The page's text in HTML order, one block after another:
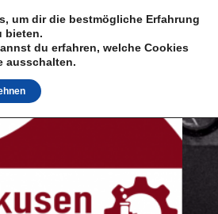
um dir die bestmögliche Erfahrung
bieten.
du erfahren, welche Cookies
ausschalten.